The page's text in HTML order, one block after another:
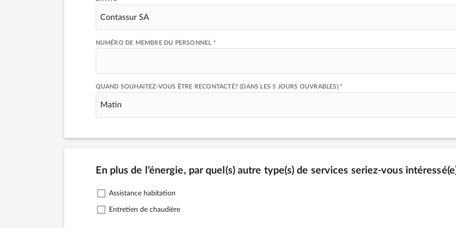
Contassur SA
NUMÉRO DE MEMBRE DU PERSONNEL *
QUAND SOUHAITEZ-VOUS ÊTRE RECONTACTÉ? (DANS LES 5 JOURS OUVRABLES) *
Matin
En plus de l’énergie, par quel(s) autre type(s) de services seriez-vous
Assistance habitation
Entretien de chaudière